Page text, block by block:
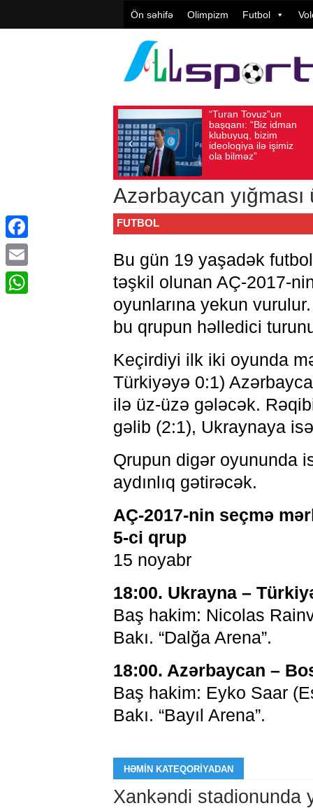
Ön səhifə Olimpizm Futbol
başqanı: “Biz idman
ideologiya ilə işimiz
Vüqar Şükürov:
Təşkilatçılıq
yüksək
qiymətləndirilib
Baxış sayı:
Avqust 05, 2026
Azərbaycan
FUTBOL
Bu gün 19 yaşadək
təşkil olunan AÇ-2017-
oyunlarına yekun
bu qrupun həlledici
Keçirdiyi ilk iki oyunda
Türkiyəyə 0:1)
ilə üz-üzə gələcək.
gəlib (2:1), Ukraynaya
Qrupun digər oyununda
aydınlıq gətirəcək.
AÇ-2017-nin seçmə
5-ci qrup
15 noyabr
18:00. Ukrayna –
Baş hakim: Nicolas
Bakı. “Dalğa Arena”.
18:00. Azərbaycan –
Baş hakim: Eyko Saar
Bakı. “Bayıl Arena”.
HƏMIN KATEQORIYADAN
Xankəndi stadionunda
Facebook
Email